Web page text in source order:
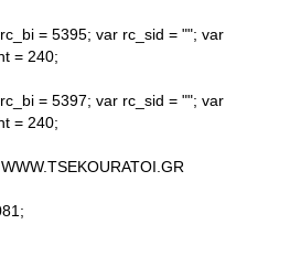
= 5395; var rc_sid = ""; var
= 240;
= 5397; var rc_sid = ""; var
= 240;